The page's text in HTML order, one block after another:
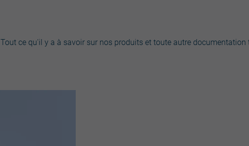
Tout ce qu'il y a à savoir sur nos produits et toute autre documentation